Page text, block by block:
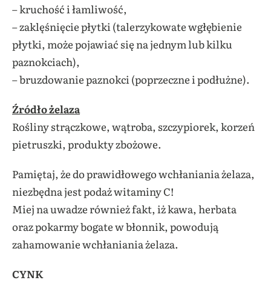
– kruchość i łamliwość,
– zaklęśnięcie płytki (talerzykowate wgłębienie
płytki, może pojawiać się na jednym lub kilku
paznokciach),
– bruzdowanie paznokci (poprzeczne i podłużne).
Źródło żelaza
Rośliny strączkowe, wątroba, szczypiorek, korzeń
pietruszki, produkty zbożowe.
Pamiętaj, że do prawidłowego wchłaniania żelaza,
niezbędna jest podaż witaminy C!
Miej na uwadze również fakt, iż kawa, herbata
oraz pokarmy bogate w błonnik, powodują
zahamowanie wchłaniania żelaza.
CYNK